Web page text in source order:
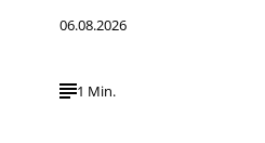
06.08.2026
1 Min.